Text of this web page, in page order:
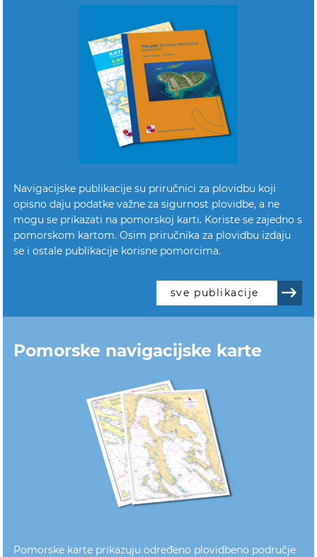
Navigacijske publikacije su priručnici za plovidbu koji
opisno daju podatke važne za sigurnost plovidbe, a ne
mogu se prikazati na pomorskoj karti. Koriste se zajedno s
pomorskom kartom. Osim priručnika za plovidbu izdaju
se i ostale publikacije korisne pomorcima.
sve publikacije
Pomorske navigacijske karte
Pomorske karte prikazuju određeno plovidbeno područje